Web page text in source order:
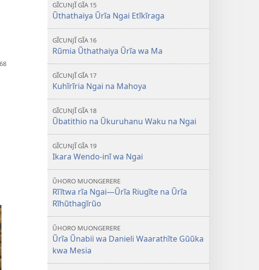
GĨCUNJĨ GĨA 15
Ũthathaiya Ũrĩa Ngai Etĩkĩraga
GĨCUNJĨ GĨA 16
Rũmia Ũthathaiya Ũrĩa wa Ma
GĨCUNJĨ GĨA 17
Kuhĩrĩria Ngai na Mahoya
GĨCUNJĨ GĨA 18
Ũbatithio na Ũkuruhanu Waku na Ngai
GĨCUNJĨ GĨA 19
Ikara Wendo-inĩ wa Ngai
ŨHORO MUONGERERE
Rĩĩtwa rĩa Ngai​—Ũrĩa Riugĩte na Ũrĩa
Rĩhũthagĩrũo
ŨHORO MUONGERERE
Ũrĩa Ũnabii wa Danieli Waarathĩte Gũũka
kwa Mesia